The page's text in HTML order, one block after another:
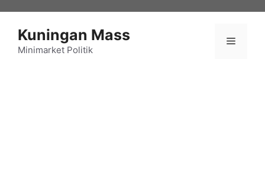
Kuningan Mass
Minimarket Politik
Menu